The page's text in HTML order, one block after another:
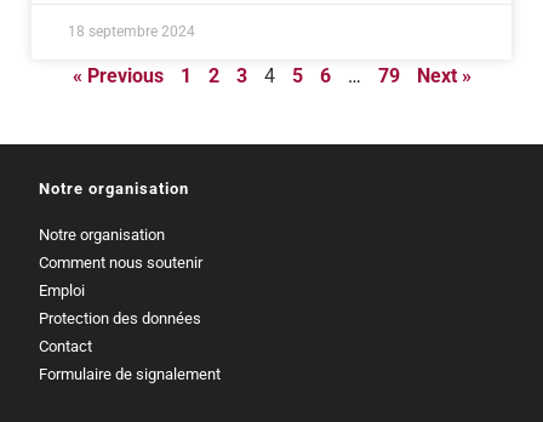
18 septembre 2024
« Previous 1 2 3 4 5 6 … 79 Next »
Notre organisation
Notre organisation
Comment nous soutenir
Emploi
Protection des données
Contact
Formulaire de signalement